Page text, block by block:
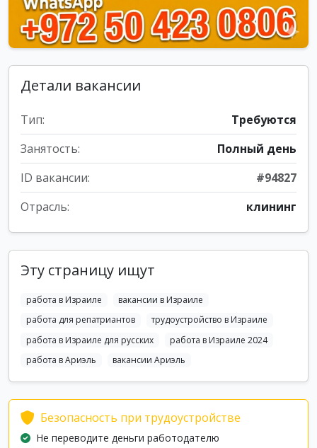
Детали вакансии
Тип:
Требуются
Занятость:
Полный день
ID вакансии:
#94827
Отрасль:
клининг
Эту страницу ищут
работа в Израиле
вакансии в Израиле
работа для репатриантов
трудоустройство в Израиле
работа в Израиле для русских
работа в Израиле 2024
работа в Ариэль
вакансии Ариэль
Безопасность при трудоустройстве
Не переводите деньги работодателю